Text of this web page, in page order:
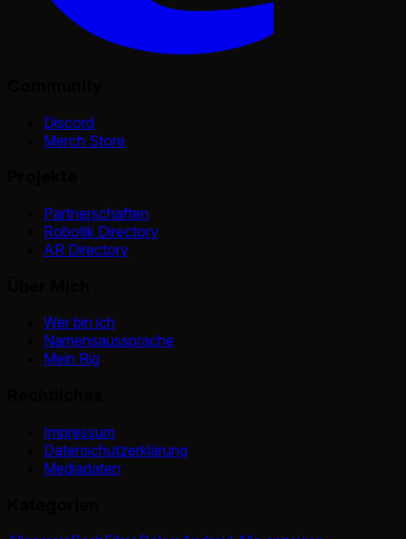
Discord
Merch Store
Partnerschaften
Robotik Directory
AR Directory
Wer bin ich
Namensaussprache
Mein Rig
Impressum
Datenschutzerklärung
Mediadaten